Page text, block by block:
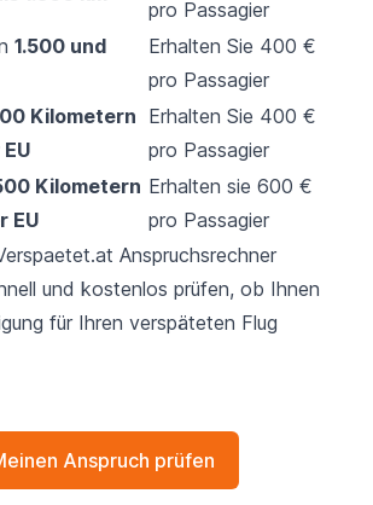
pro Passagier
1.500 und
Erhalten Sie 400 €
pro Passagier
Kilometern Erhalten Sie 400 €
pro Passagier
Kilometern
EU
Erhalten sie 600 €
pro Passagier
Anspruchsrechner
und kostenlos prüfen, ob Ihnen
für Ihren verspäteten Flug
Anspruch prüfen